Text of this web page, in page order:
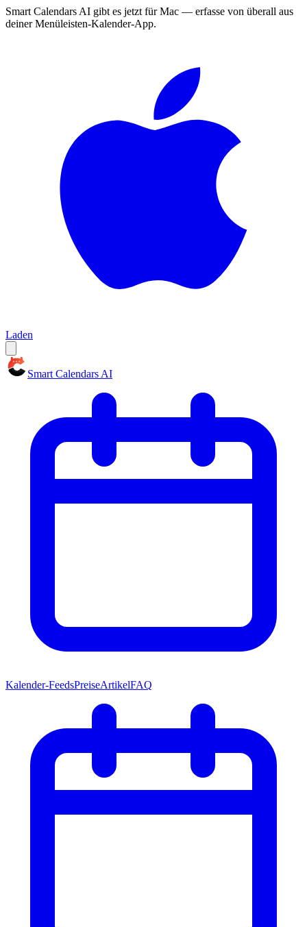
Smart Calendars AI gibt es jetzt für Mac — erfasse von überall aus
deiner Menüleisten-Kalender-App.
Laden
Smart Calendars AI
Kalender-FeedsPreiseArtikelFAQ